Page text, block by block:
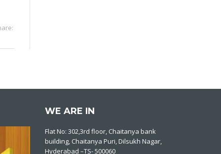
WE ARE IN
Flat No: 302,3rd floor, Chaitanya bank
building, Chaitanya Puri, Dilsukh Nagar,
Hyderabad –TS- 500060